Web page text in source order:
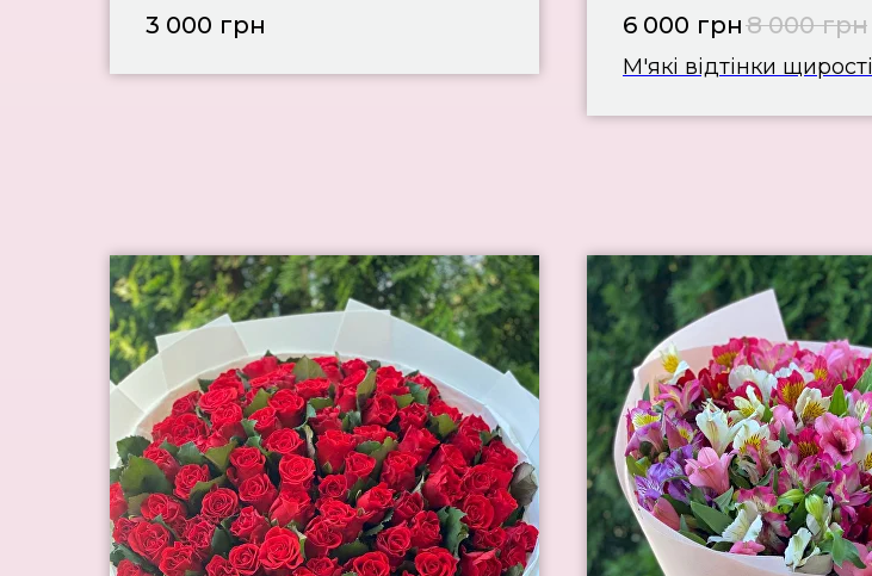
3 000 грн 6 000 грн 8 000 грн
М'які відтінки щирості